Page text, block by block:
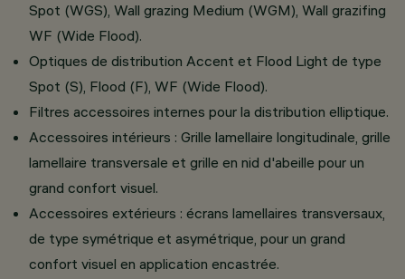
Spot (WGS), Wall grazing Medium (WGM), Wall grazifing
WF (Wide Flood).
Optiques de distribution Accent et Flood Light de type
Spot (S), Flood (F), WF (Wide Flood).
Filtres accessoires internes pour la distribution elliptique.
Accessoires intérieurs : Grille lamellaire longitudinale, grille
lamellaire transversale et grille en nid d'abeille pour un
grand confort visuel.
Accessoires extérieurs : écrans lamellaires transversaux,
de type symétrique et asymétrique, pour un grand
confort visuel en application encastrée.